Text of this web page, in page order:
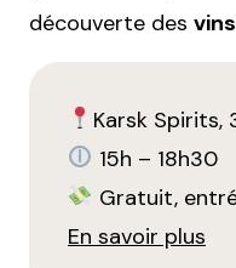
découverte des
Karsk Spirits,
15h – 18h30
Gratuit,
En savoir plus